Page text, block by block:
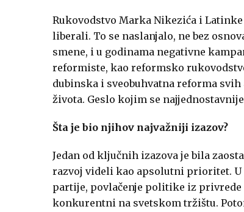
Rukovodstvo Marka Nikezića i
liberali. To se naslanjalo, ne bez
smene, i u godinama negativne
reformiste, kao reformsko
dubinska i sveobuhvatna reforma
života. Geslo kojim se
Šta je bio njihov najvažniji izazov?
Jedan od ključnih izazova je bila
razvoj videli kao apsolutni prioritet.
partije, povlačenje politike iz
konkurentni na svetskom tržištu.